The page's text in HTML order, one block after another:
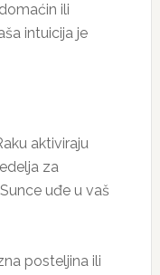
ili
intuicija je
aktiviraju
za
uđe u vaš
posteljina ili